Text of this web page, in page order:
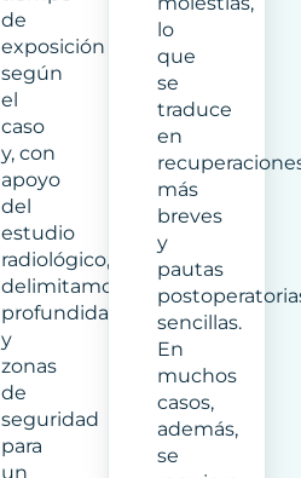
de
exposición
según
el
caso
y, con
apoyo
del
estudio
radiológico,
delimitamos
profundidad
y
zonas
de
seguridad
para
un
lo
que
se
traduce
en
más
breves
y
pautas
sencillas.
En
muchos
casos,
además,
se